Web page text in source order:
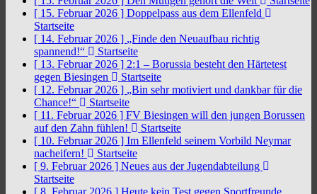
[ 15. Februar 2026 ] Doppelpass aus dem Ellenfeld
Startseite
[ 14. Februar 2026 ] „Finde den Neuaufbau richtig
spannend!“
Startseite
[ 13. Februar 2026 ] 2:1 – Borussia besteht den Härtetest
gegen Biesingen
Startseite
[ 12. Februar 2026 ] „Bin sehr motiviert und dankbar für die
Chance!“
Startseite
[ 11. Februar 2026 ] FV Biesingen will den jungen Borussen
auf den Zahn fühlen!
Startseite
[ 10. Februar 2026 ] Im Ellenfeld seinem Vorbild Neymar
nacheifern!
Startseite
[ 9. Februar 2026 ] Neues aus der Jugendabteilung
Startseite
[ 8. Februar 2026 ] Heute kein Test gegen Sportfreunde